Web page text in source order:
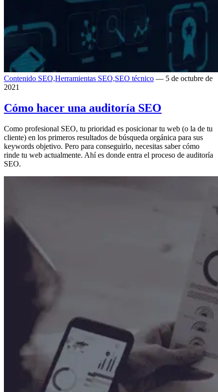
Contenido SEO,Herramientas SEO,SEO técnico — 5 de octubre de
2021
Cómo hacer una auditoría SEO
Como profesional SEO, tu prioridad es posicionar tu web (o la de tu
cliente) en los primeros resultados de búsqueda orgánica para sus
keywords objetivo. Pero para conseguirlo, necesitas saber cómo
rinde tu web actualmente. Ahí es donde entra el proceso de auditoría
SEO.